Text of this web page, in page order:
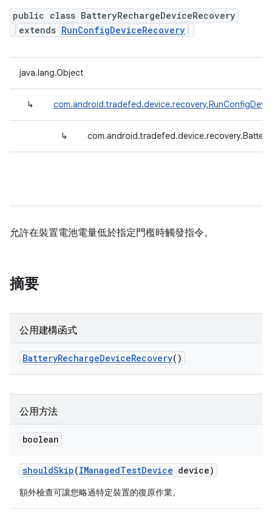
public class BatteryRechargeDeviceRecovery
extends RunConfigDeviceRecovery
java.lang.Object
↳
↳
允許在裝置電池電量低於指定門檻時觸發指令。
摘要
公用建構函式
BatteryRechargeDeviceRecovery()
公用方法
boolean
shouldSkip(IManagedTestDevice device)
額外檢查可讓您略過特定裝置的復原作業。